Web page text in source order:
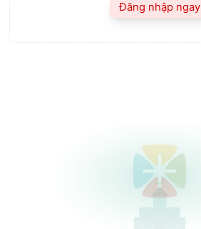
Đăng nhập ngay